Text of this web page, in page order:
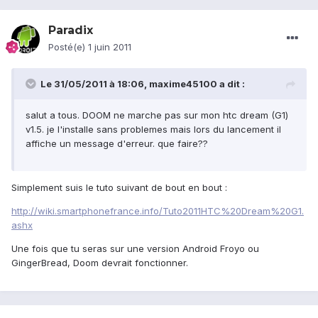
Paradix
Posté(e) 1 juin 2011
Le 31/05/2011 à 18:06, maxime45100 a dit :
salut a tous. DOOM ne marche pas sur mon htc dream (G1)
v1.5. je l'installe sans problemes mais lors du lancement il
affiche un message d'erreur. que faire??
Simplement suis le tuto suivant de bout en bout :
http://wiki.smartphonefrance.info/Tuto2011HTC%20Dream%20G1.
ashx
Une fois que tu seras sur une version Android Froyo ou
GingerBread, Doom devrait fonctionner.